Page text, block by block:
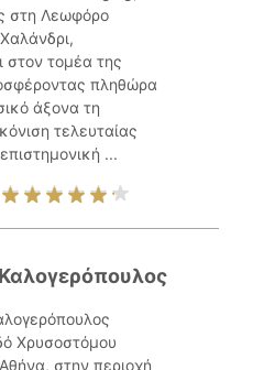
στη Λεωφόρο
στον τομέα της
πληθώρα
άξονα τη
τελευταίας
...
Χρυσοστόμου
στην περιοχή